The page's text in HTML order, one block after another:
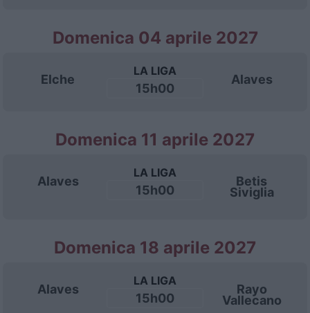
Domenica 04 aprile 2027
Elche
LA LIGA
15h00
Alaves
Domenica 11 aprile 2027
Alaves
LA LIGA
15h00
Betis
Siviglia
Domenica 18 aprile 2027
Alaves
LA LIGA
15h00
Rayo
Vallecano